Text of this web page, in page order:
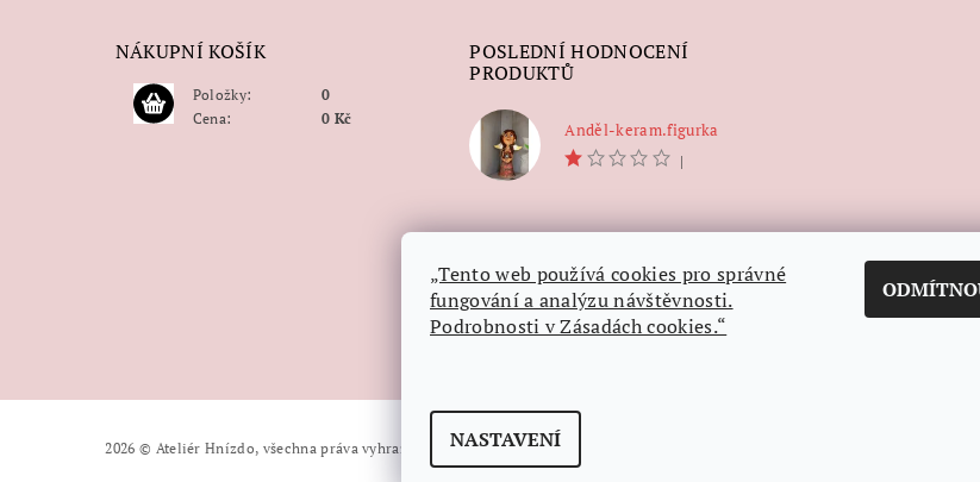
NÁKUPNÍ KOŠÍK
Položky:
Cena:
0
0 Kč
POSLEDNÍ HODNOCENÍ
PRODUKTŮ
Anděl-keram.figurka
|
2026 © Ateliér Hnízdo, všechna práva vyhrazena Upravit nastavení cookies
„Tento web používá cookies pro správné
fungování a analýzu návštěvnosti.
Podrobnosti v Zásadách cookies.“
NASTAVENÍ